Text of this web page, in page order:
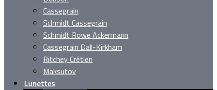
Cassegrain
Schmidt Cassegrain
Schmidt Rowe Ackermann
Cassegrain Dall-Kirkham
Ritchey Crétien
Maksutov
Lunettes